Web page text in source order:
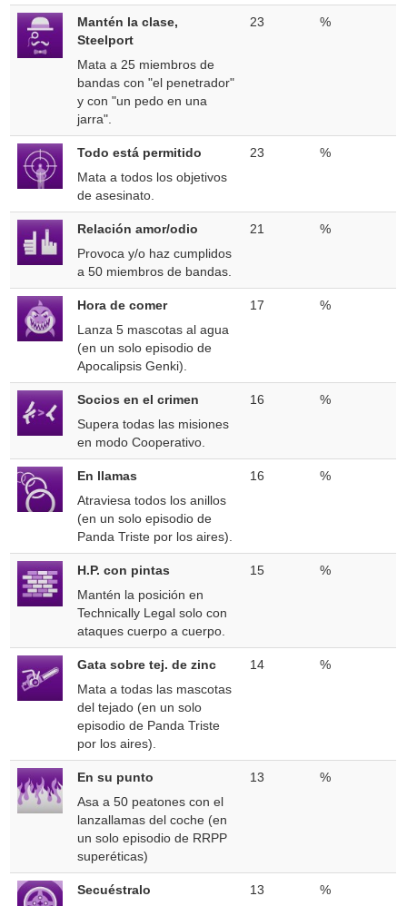
Mantén la clase,
Steelport
Mata a 25 miembros de
bandas con "el penetrador"
y con "un pedo en una
jarra".
23 %
Todo está permitido
Mata a todos los objetivos
de asesinato.
23 %
Relación amor/odio
Provoca y/o haz cumplidos
a 50 miembros de bandas.
21 %
Hora de comer
Lanza 5 mascotas al agua
(en un solo episodio de
Apocalipsis Genki).
17 %
Socios en el crimen
Supera todas las misiones
en modo Cooperativo.
16 %
En llamas
Atraviesa todos los anillos
(en un solo episodio de
Panda Triste por los aires).
16 %
H.P. con pintas
Mantén la posición en
Technically Legal solo con
ataques cuerpo a cuerpo.
15 %
Gata sobre tej. de zinc
Mata a todas las mascotas
del tejado (en un solo
episodio de Panda Triste
por los aires).
14 %
En su punto
Asa a 50 peatones con el
lanzallamas del coche (en
un solo episodio de RRPP
superéticas)
13 %
Secuéstralo
13 %